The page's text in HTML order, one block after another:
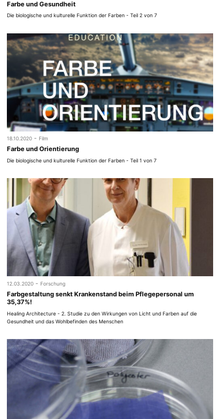
Farbe und Gesundheit
Die biologische und kulturelle Funktion der Farben - Teil 2 von 7
18.10.2020 - Film
Farbe und Orientierung
Die biologische und kulturelle Funktion der Farben - Teil 1 von 7
12.03.2020 - Forschung
Farbgestaltung senkt Krankenstand beim Pflegepersonal um
35,37%!
Healing Architecture - 2. Studie zu den Wirkungen von Licht und Farben auf die
Gesundheit und das Wohlbefinden des Menschen